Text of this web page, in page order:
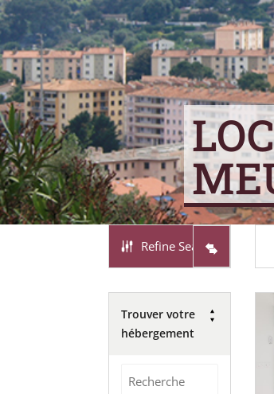
Refine Search
Trouver votre
hébergement